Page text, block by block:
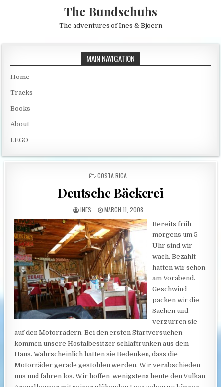
The Bundschuhs
The adventures of Ines & Bjoern
MAIN NAVIGATION
Home
Tracks
Books
About
LEGO
POSTED IN
COSTA RICA
Deutsche Bäckerei
AUTHOR:
INES PUBLISHED DATE:
MARCH 11, 2008
Bereits früh
morgens um 5
Uhr sind wir
wach. Bezahlt
hatten wir schon
am Vorabend.
Geschwind
packen wir die
Sachen und
verzurren sie
auf den Motorrädern. Bei den ersten Startversuchen
kommen unsere Hostalbesitzer schlaftrunken aus dem
Haus. Wahrscheinlich hatten sie Bedenken, dass die
Motorräder gerade gestohlen werden. Wir verabschieden
uns und fahren los. Wir hoffen, wenigstens heute den Vulkan